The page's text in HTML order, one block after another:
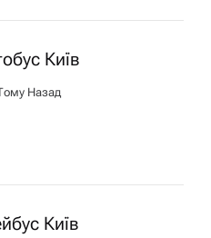
Київ
Назад
Київ